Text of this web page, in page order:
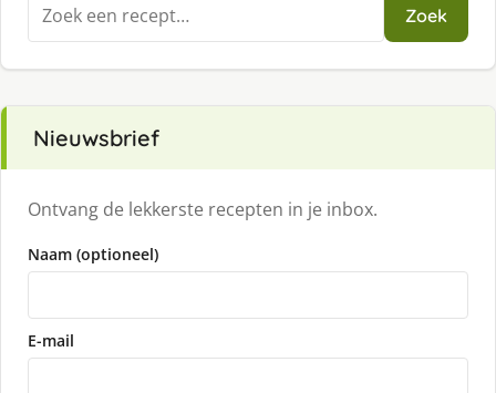
naar:
Zoek
Nieuwsbrief
Ontvang de lekkerste recepten in je inbox.
Naam (optioneel)
E-mail